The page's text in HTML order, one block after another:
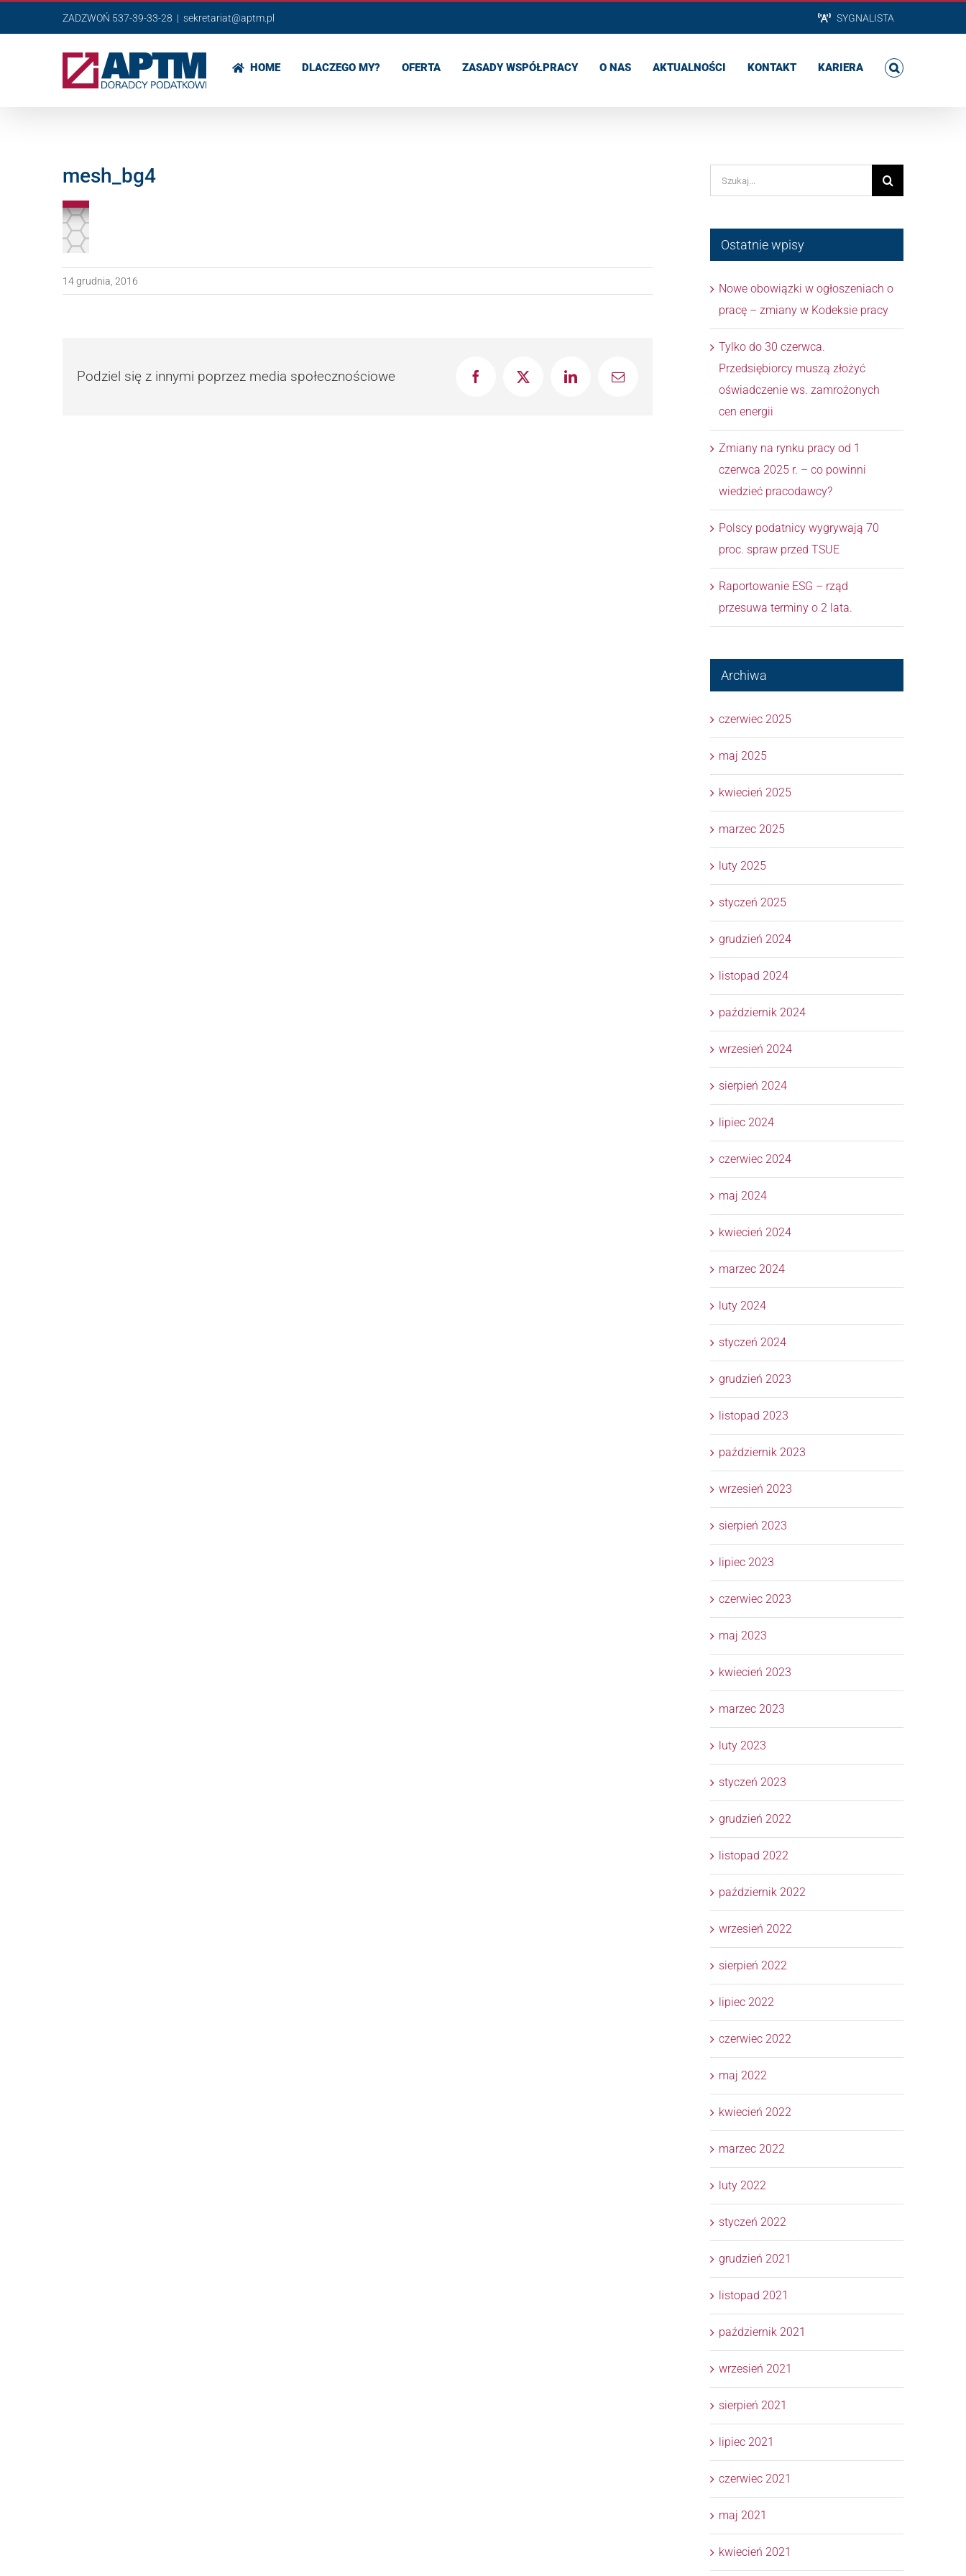
do
ZADZWOŃ 537-39-33-28 | sekretariat@aptm.pl SYGNALISTA
HOME DLACZEGO MY? OFERTA ZASADY WSPÓŁPRACY O NAS AKTUALNOŚCI KONTAKT KARIERA
mesh_bg4
14 grudnia, 2016
Podziel się z innymi poprzez media społecznościowe FacebookX LinkedInEmail
Szukaj
Ostatnie wpisy
Nowe obowiązki w ogłoszeniach o
pracę – zmiany w Kodeksie pracy
Tylko do 30 czerwca.
Przedsiębiorcy muszą złożyć
oświadczenie ws. zamrożonych
cen energii
Zmiany na rynku pracy od 1
czerwca 2025 r. – co powinni
wiedzieć pracodawcy?
Polscy podatnicy wygrywają 70
proc. spraw przed TSUE
Raportowanie ESG – rząd
przesuwa terminy o 2 lata.
Archiwa
czerwiec 2025
maj 2025
kwiecień 2025
marzec 2025
luty 2025
styczeń 2025
grudzień 2024
listopad 2024
październik 2024
wrzesień 2024
sierpień 2024
lipiec 2024
czerwiec 2024
maj 2024
kwiecień 2024
marzec 2024
luty 2024
styczeń 2024
grudzień 2023
listopad 2023
październik 2023
wrzesień 2023
sierpień 2023
lipiec 2023
czerwiec 2023
maj 2023
kwiecień 2023
marzec 2023
luty 2023
styczeń 2023
grudzień 2022
listopad 2022
październik 2022
wrzesień 2022
sierpień 2022
lipiec 2022
czerwiec 2022
maj 2022
kwiecień 2022
marzec 2022
luty 2022
styczeń 2022
grudzień 2021
listopad 2021
październik 2021
wrzesień 2021
sierpień 2021
lipiec 2021
czerwiec 2021
maj 2021
kwiecień 2021